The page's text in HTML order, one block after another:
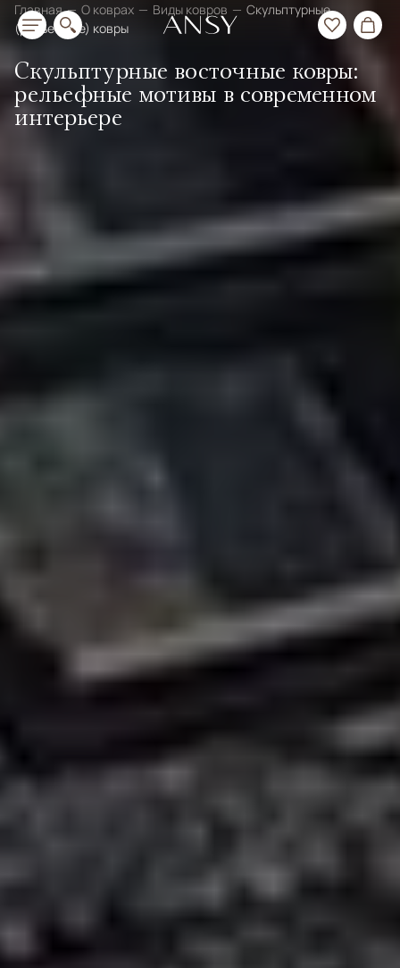
Главная О коврах Виды ковров
Скульптурные
(рельефные) ковры
Скульптурные восточные ковры:
рельефные мотивы в современном
интерьере